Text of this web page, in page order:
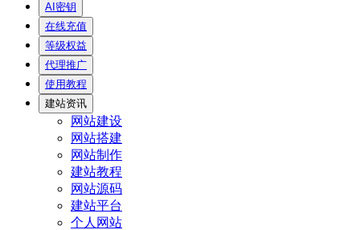
AI密钥
在线充值
等级权益
代理推广
使用教程
建站资讯
网站建设
网站搭建
网站制作
建站教程
网站源码
建站平台
个人网站